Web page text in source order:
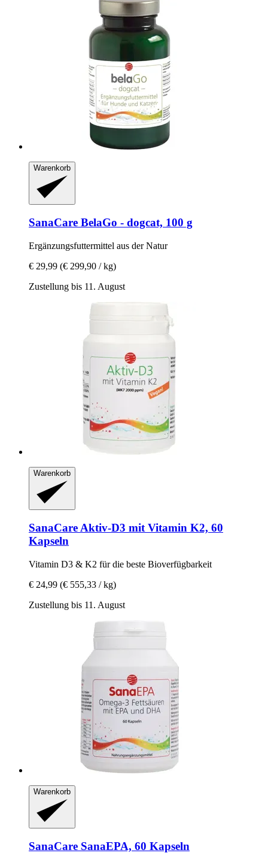
Warenkorb
SanaCare BelaGo -​ dogcat, 100 g
Ergänzungsfuttermittel aus der Natur
€ 29,99 (€ 299,90 / kg)
Zustellung bis 11. August
Warenkorb
SanaCare Aktiv-​D3 mit Vitamin K2, 60
Kapseln
Vitamin D3 & K2 für die beste Bioverfügbarkeit
€ 24,99 (€ 555,33 / kg)
Zustellung bis 11. August
Warenkorb
SanaCare SanaEPA, 60 Kapseln